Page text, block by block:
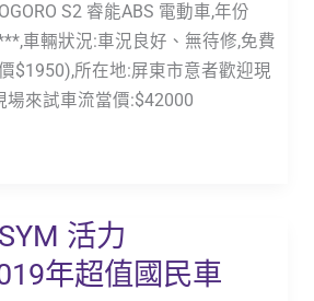
S2 睿能ABS 電動車,年份
車輛狀況:車況良好、無待修,免費
$1950),所在地:屏東市意者歡迎現
場來試車流當價:$42000
活力
年超值國民車